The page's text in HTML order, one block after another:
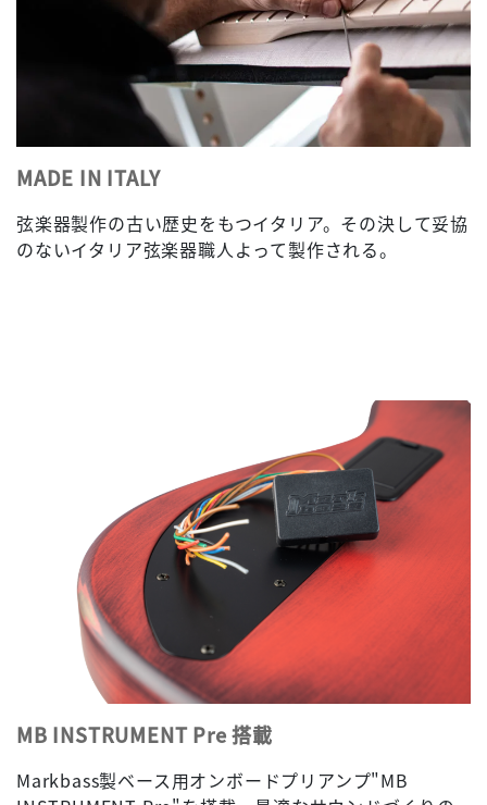
MADE IN ITALY
弦楽器製作の古い歴史をもつイタリア。その決して妥協
のないイタリア弦楽器職人よって製作される。
MB INSTRUMENT Pre 搭載
Markbass製ベース用オンボードプリアンプ"MB